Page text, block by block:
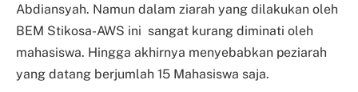
Abdiansyah. Namun dalam ziarah yang dilakukan oleh
BEM Stikosa-AWS ini sangat kurang diminati oleh
mahasiswa. Hingga akhirnya menyebabkan peziarah
yang datang berjumlah 15 Mahasiswa saja.